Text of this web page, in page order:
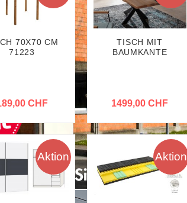
70X70 CM
71223
CHF
TISCH MIT
BAUMKANTE
1499,00 CHF
Aktion Aktion